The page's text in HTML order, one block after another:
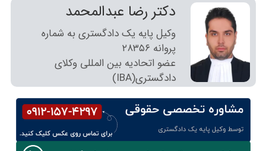
دکتر رضا عبدالمحمد
وکیل پایه یک دادگستری به شماره
پروانه ٢٨٣٥٦
عضو اتحادیه بین المللی وکلای
دادگستری(IBA)